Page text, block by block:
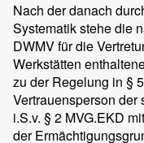
Nach der danach
Systematik stehe die
DWMV für die
Werkstätten
zu der Regelung in §
Vertrauensperson
i.S.v. § 2 MVG.EKD
der